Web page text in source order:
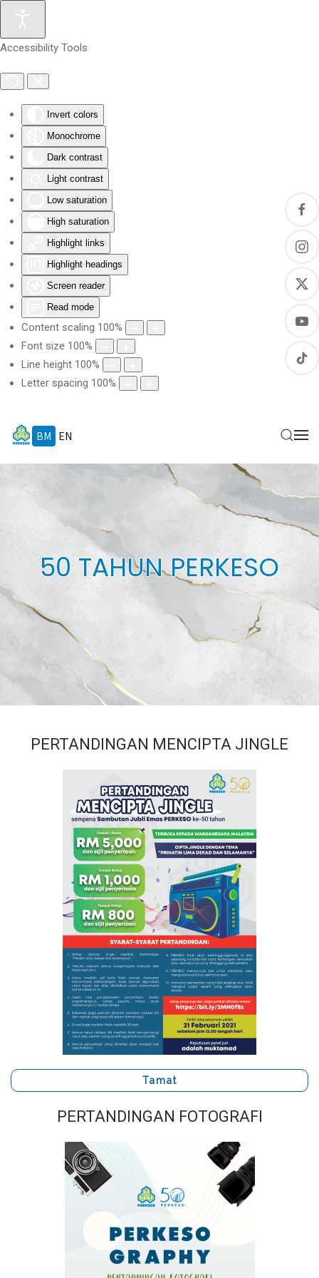
Accessibility Tools
Invert colors
Monochrome
Dark contrast
Light contrast
Low saturation
High saturation
Highlight links
Highlight headings
Screen reader
Read mode
Content scaling 100%
Font size 100%
Line height 100%
Letter spacing 100%
Skip to main content
BM EN
50 TAHUN PERKESO
PERTANDINGAN MENCIPTA JINGLE
Tamat
PERTANDINGAN FOTOGRAFI